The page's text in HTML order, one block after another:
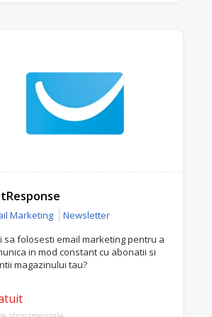
Marketing
Newsletter
sa folosesti email marketing pentru a
in mod constant cu abonatii si
magazinului tau?